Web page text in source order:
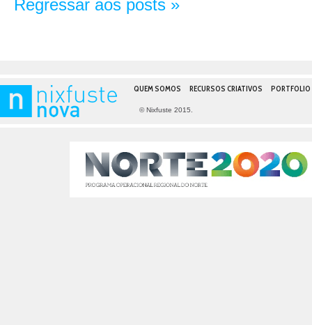
Regressar aos posts »
QUEM SOMOS RECURSOS CRIATIVOS PORTFOLIO
© Nixfuste 2015.